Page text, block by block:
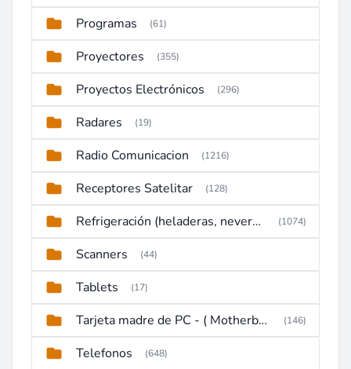
Programas (61)
Proyectores (355)
Proyectos Electrónicos (296)
Radares (19)
Radio Comunicacion (1216)
Receptores Satelitar (128)
Refrigeración (heladeras, neveras, congeladores) (1074)
Scanners (44)
Tablets (17)
Tarjeta madre de PC - ( Motherboard ) (146)
Telefonos (648)